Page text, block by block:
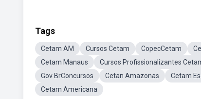
Tags
Cetam AM Cursos Cetam CopecCetam
Cetam Manaus
Cursos Profissionalizantes
Gov BrConcursos
Cetan Amazonas Cetam
Cetam Americana